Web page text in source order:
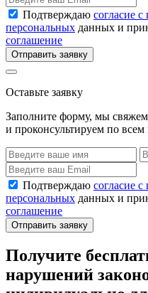
Подтверждаю согласие
персональных данных и
соглашение
Отправить заявку
Оставьте заявку
Заполните форму, мы
и проконсультируем по всем
Подтверждаю согласие
персональных данных и
соглашение
Отправить заявку
Получите
нарушений